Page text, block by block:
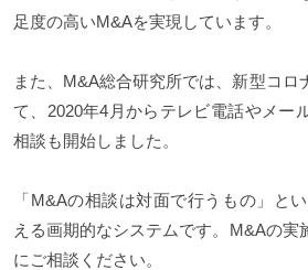
足度の高いM&Aを実現しています。
また、M&A総合研究所では、新型コロ
て、2020年4月からテレビ電話やメー
相談も開始しました。
「M&Aの相談は対面で行うもの」と
える画期的なシステムです。M&Aの実
にご相談ください。